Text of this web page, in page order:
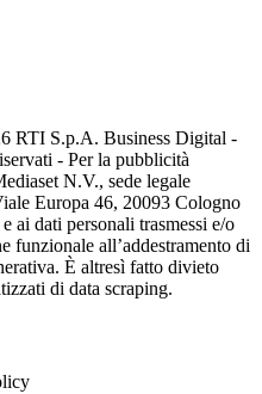
RTI S.p.A. Business Digital -
- Per la pubblicità
N.V., sede legale
Europa 46, 20093 Cologno
ai dati personali trasmessi e/o
funzionale all’addestramento di
È altresì fatto divieto
di data scraping.